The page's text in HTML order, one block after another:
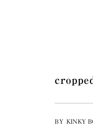
BY KINKY